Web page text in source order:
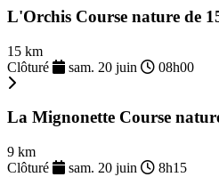
L'Orchis Course nature de
15 km
Clôturé
sam. 20 juin 08h00
La Mignonette Course
9 km
Clôturé
sam. 20 juin 8h15